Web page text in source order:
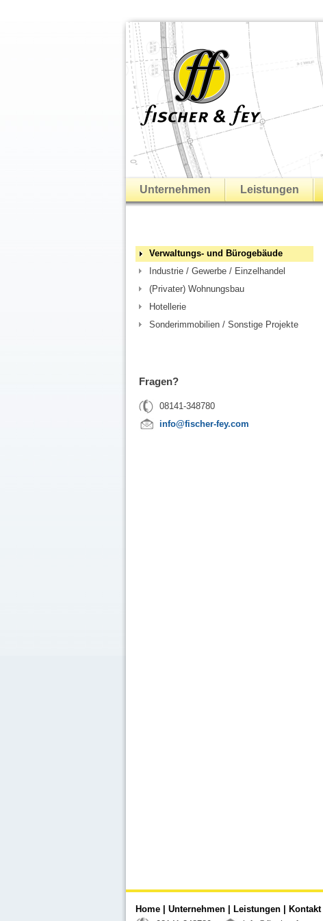
Unternehmen Leistungen
Verwaltungs- und Bürogebäude
Industrie / Gewerbe / Einzelhandel
(Privater) Wohnungsbau
Hotellerie
Sonderimmobilien / Sonstige Projekte
Fragen?
08141-348780
info@fischer-fey.com
Home | Unternehmen | Leistungen | Kontakt